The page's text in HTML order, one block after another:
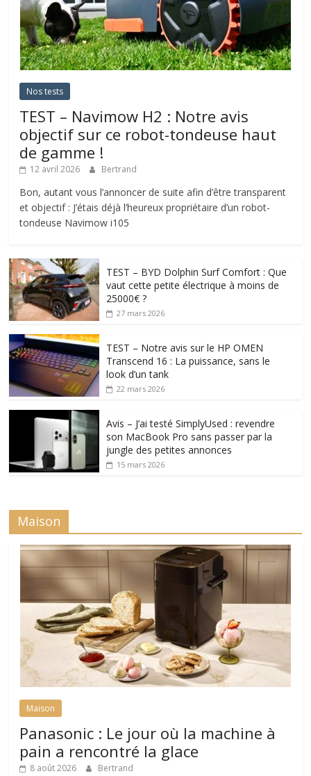
Nos tests
TEST – Navimow H2 : Notre avis
objectif sur ce robot-tondeuse haut
de gamme !
12 avril 2026 Bertrand
Bon, autant vous l’annoncer de suite afin d’être transparent
et objectif : J’étais déjà l’heureux propriétaire d’un robot-
tondeuse Navimow i105
TEST – BYD Dolphin Surf Comfort : Que
vaut cette petite électrique à moins de
25000€ ?
27 mars 2026
TEST – Notre avis sur le HP OMEN
Transcend 16 : La puissance, sans le
look d’un tank
22 mars 2026
Avis – J’ai testé SimplyUsed : revendre
son MacBook Pro sans passer par la
jungle des petites annonces
15 mars 2026
Maison
Maison
Panasonic : Le jour où la machine à
pain a rencontré la glace
8 août 2026 Bertrand